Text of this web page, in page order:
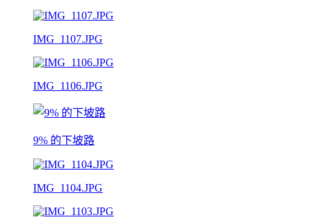
IMG_1107.JPG
IMG_1106.JPG
9% 的下坡路
IMG_1104.JPG